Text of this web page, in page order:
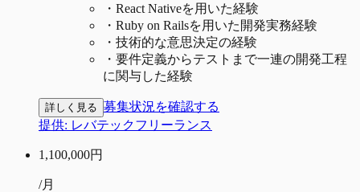
・ React Nativeを用いた経験
・ Ruby on Railsを用いた開発実務経験
・ 技術的な意思決定の経験
・ 要件定義からテストまで一連の開発工程
に関与した経験
詳しく見る 募集状況を確認する
提供: レバテックフリーランス
1,100,000円
/月